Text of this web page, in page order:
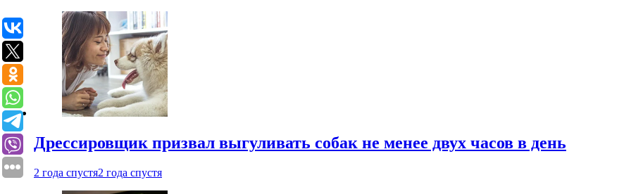
Дрессировщик призвал выгуливать собак не менее двух часов в день
2 года спустя2 года спустя